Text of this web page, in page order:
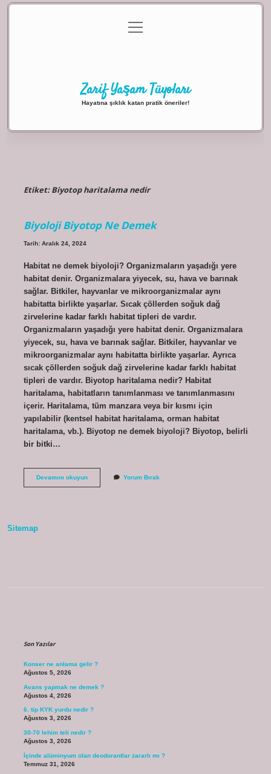
Gizlilik Politikası
menüyü
aç
Zarif Yaşam Tüyoları
Hayatına şıklık katan pratik öneriler!
Etiket:Biyotop haritalama nedir
Biyoloji Biyotop Ne Demek
Tarih: Aralık 24, 2024
Habitat ne demek biyoloji? Organizmaların yaşadığı yere
habitat denir. Organizmalara yiyecek, su, hava ve barınak
sağlar. Bitkiler, hayvanlar ve mikroorganizmalar aynı
habitatta birlikte yaşarlar. Sıcak çöllerden soğuk dağ
zirvelerine kadar farklı habitat tipleri de vardır.
Organizmaların yaşadığı yere habitat denir. Organizmalara
yiyecek, su, hava ve barınak sağlar. Bitkiler, hayvanlar ve
mikroorganizmalar aynı habitatta birlikte yaşarlar. Ayrıca
sıcak çöllerden soğuk dağ zirvelerine kadar farklı habitat
tipleri de vardır. Biyotop haritalama nedir? Habitat
haritalama, habitatların tanımlanması ve tanımlanmasını
içerir. Haritalama, tüm manzara veya bir kısmı için
yapılabilir (kentsel habitat haritalama, orman habitat
haritalama, vb.). Biyotop ne demek biyoloji? Biyotop, belirli
bir bitki…
Devamını okuyunBiyoloji
Yorum Bırak
Sitemap
Son Yazılar
Konser ne anlama gelir ?
Ağustos 5, 2026
Avans yapmak ne demek ?
Ağustos 4, 2026
6. tip KYK yurdu nedir ?
Ağustos 3, 2026
30-70 lehim teli nedir ?
Ağustos 3, 2026
İçinde alüminyum olan deodorantlar zararlı mı ?
Temmuz 31, 2026